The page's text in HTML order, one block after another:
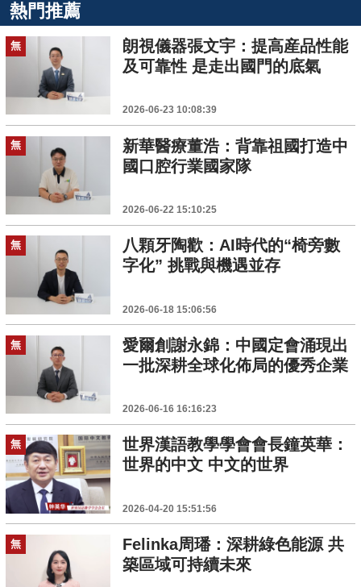
熱門推薦
無
朗視儀器張文宇：提高産品性能
及可靠性 是走出國門的底氣
2026-06-23 10:08:39
無
新華醫療董浩：背靠祖國打造中
國口腔行業國家隊
2026-06-22 15:10:25
無
八顆牙陶歡：AI時代的“椅旁數
字化” 挑戰與機遇並存
2026-06-18 15:06:56
無
愛爾創謝永錦：中國定會涌現出
一批深耕全球化佈局的優秀企業
2026-06-16 16:16:23
無
世界漢語教學學會會長鐘英華：
世界的中文 中文的世界
2026-04-20 15:51:56
無
Felinka周璠：深耕綠色能源 共
築區域可持續未來